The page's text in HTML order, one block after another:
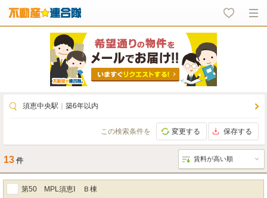
須恵中央駅 築6年以内
この検索条件を 変更する 保存する
13 件
第50 MPL須恵Ⅰ Ｂ棟